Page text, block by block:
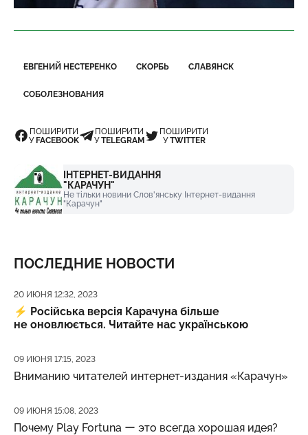
ЕВГЕНИЙ НЕСТЕРЕНКО СКОРБЬ СЛАВЯНСК
СОБОЛЕЗНОВАНИЯ
ПОШИРИТИ
УFACEBOOK
ПОШИРИТИ
УTELEGRAM
ПОШИРИТИ
УTWITTER
ІНТЕРНЕТ-ВИДАННЯ
"КАРАЧУН"
Не тільки новини Слов'янську Інтернет-видання
"Карачун"
ПОСЛЕДНИЕ НОВОСТИ
Дата публикации
20 ИЮНЯ 12:32, 2023
⚡️ Російська версія Карачуна більше
не оновлюється. Читайте нас українською
Дата публикации
09 ИЮНЯ 17:15, 2023
Вниманию читателей интернет-издания «Карачун»
Дата публикации
09 ИЮНЯ 15:08, 2023
Почему Play Fortuna ー это всегда хорошая идея?